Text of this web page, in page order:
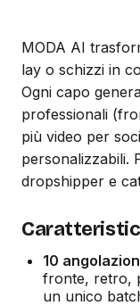
MODA AI
lay o schizzi in
Ogni capo
professionali
più video per
personalizzabili.
dropshipper e
10
fronte, retro,
un unico